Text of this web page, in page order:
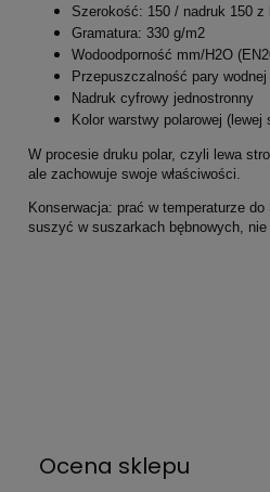
Szerokość: 150 / nadruk 150 z
Gramatura: 330 g/m2
Wodoodporność mm/H2O
Przepuszczalność pary
Nadruk cyfrowy jednostronny
Kolor warstwy polarowej (lewej
W procesie druku polar, czyli lewa
ale zachowuje swoje właściwości.
Konserwacja: prać w temperaturze
suszyć w suszarkach bębnowych, nie
Ocena sklepu